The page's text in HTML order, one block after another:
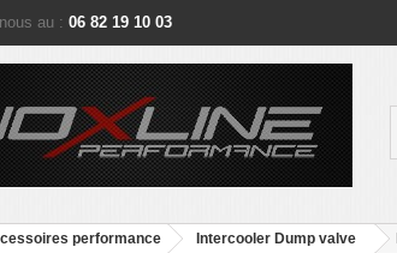
au : 06 82 19 10 03
performance Intercooler Dump valve